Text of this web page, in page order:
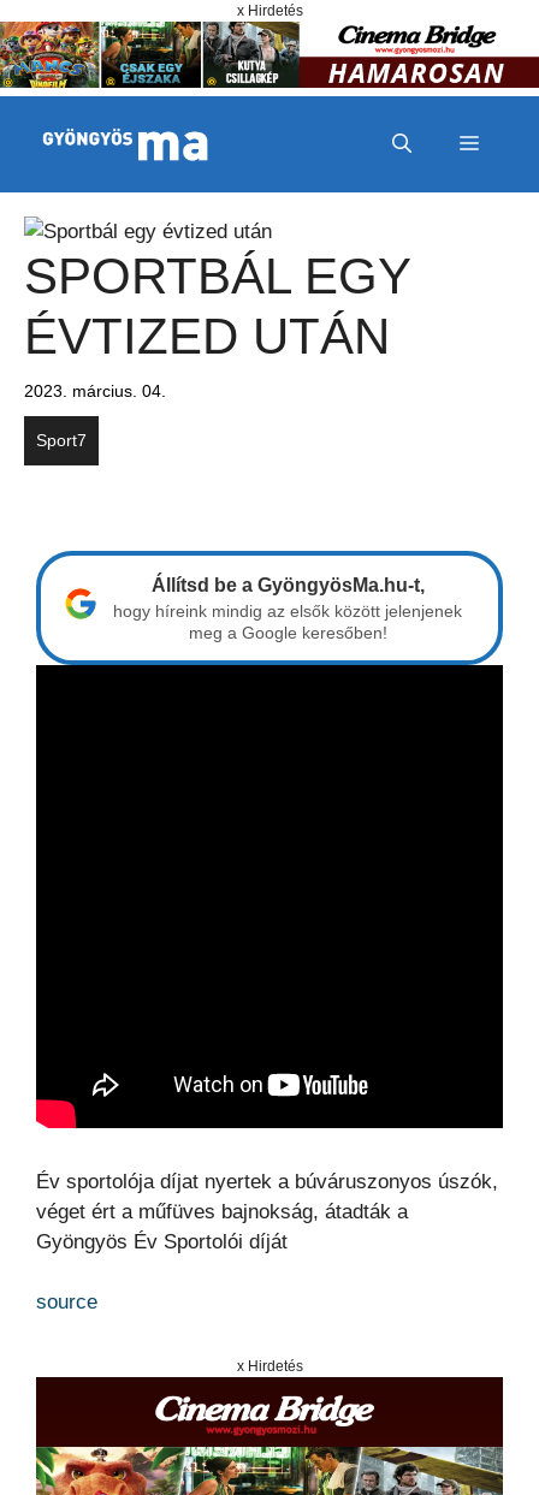
x Hirdetés
MENÜ
SPORTBÁL EGY
ÉVTIZED UTÁN
2023. március. 04.
Sport7
Állítsd be a GyöngyösMa.hu-t,
hogy híreink mindig az elsők között jelenjenek
meg a Google keresőben!
Év sportolója díjat nyertek a búváruszonyos úszók,
véget ért a műfüves bajnokság, átadták a
Gyöngyös Év Sportolói díját
source
x Hirdetés